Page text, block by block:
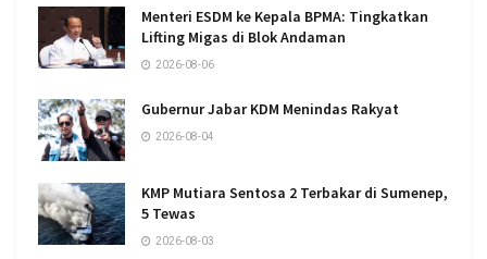
Menteri ESDM ke Kepala BPMA: Tingkatkan
Lifting Migas di Blok Andaman
2026-08-06
Gubernur Jabar KDM Menindas Rakyat
2026-08-04
KMP Mutiara Sentosa 2 Terbakar di Sumenep,
5 Tewas
2026-08-03